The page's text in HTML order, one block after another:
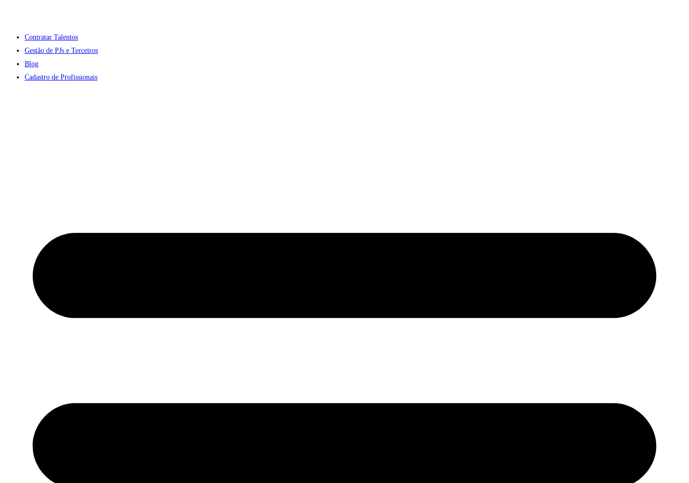
Contratar Talentos
Gestão de PJs e Terceiros
Blog
Cadastro de Profissionais